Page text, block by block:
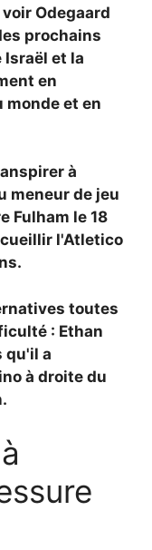
Odegaard
prochains
Israël et la
en
monde et en
à
meneur de jeu
Fulham le 18
l'Atletico
toutes
: Ethan
qu'il a
à droite du